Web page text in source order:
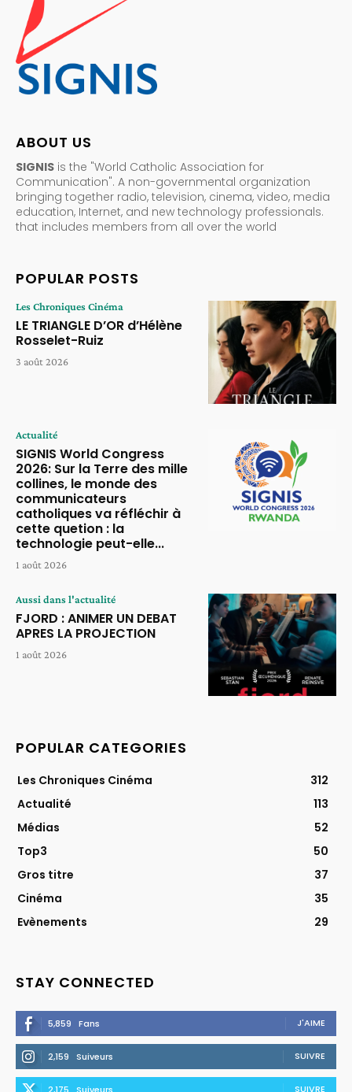
ABOUT US
SIGNIS is the "World Catholic Association for
Communication". A non-governmental organization
bringing together radio, television, cinema, video, media
education, Internet, and new technology professionals.
that includes members from all over the world
POPULAR POSTS
Les Chroniques Cinéma
LE TRIANGLE D’OR d’Hélène
Rosselet-Ruiz
3 août 2026
Actualité
SIGNIS World Congress
2026: Sur la Terre des mille
collines, le monde des
communicateurs
catholiques va réfléchir à
cette quetion : la
technologie peut-elle...
1 août 2026
Aussi dans l'actualité
FJORD : ANIMER UN DEBAT
APRES LA PROJECTION
1 août 2026
POPULAR CATEGORIES
Les Chroniques Cinéma
312
Actualité
113
Médias
52
Top3
50
Gros titre
37
Cinéma
35
Evènements
29
STAY CONNECTED
5,859 Fans J'AIME
2,159 Suiveurs SUIVRE
SUIVRE